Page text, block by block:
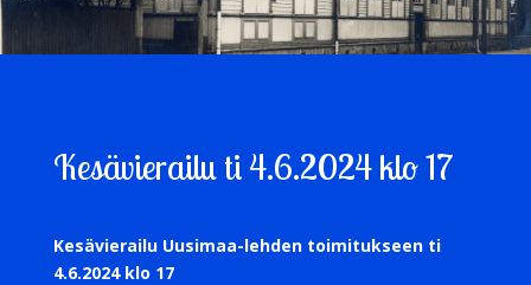
Kesävierailu ti 4.6.2024 klo 17
Kesävierailu Uusimaa-lehden toimitukseen ti
4.6.2024 klo 17